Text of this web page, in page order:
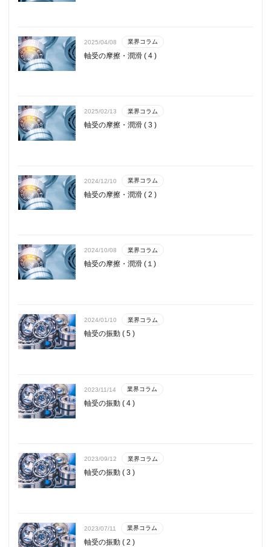
2025/04/08 業界コラム
軸受の摩擦・潤滑 ( 4 )
2025/02/13 業界コラム
軸受の摩擦・潤滑 ( 3 )
2024/12/10 業界コラム
軸受の摩擦・潤滑 ( 2 )
2024/10/08 業界コラム
軸受の摩擦・潤滑 (１)
2024/01/10 業界コラム
軸受の振動 ( 5 )
2023/11/14 業界コラム
軸受の振動 ( 4 )
2023/09/12 業界コラム
軸受の振動 ( 3 )
2023/07/11 業界コラム
軸受の振動 ( 2 )